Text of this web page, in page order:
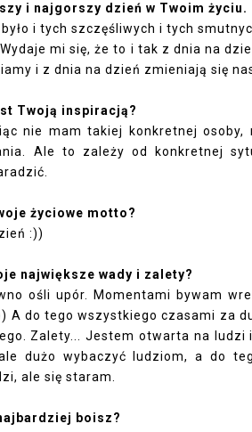
i najgorszy dzień w Twoim życiu.
było i tych szczęśliwych i tych
mi się, że to i tak z dnia na
i z dnia na dzień zmieniają się
Twoją inspiracją?
nie mam takiej konkretnej osoby,
Ale to zależy od konkretnej
życiowe motto?
:))
największe wady i zalety?
ośli upór. Momentami bywam
A do tego wszystkiego czasami za
Zalety... Jestem otwarta na
dużo wybaczyć ludziom, a do
ale się staram.
boisz?